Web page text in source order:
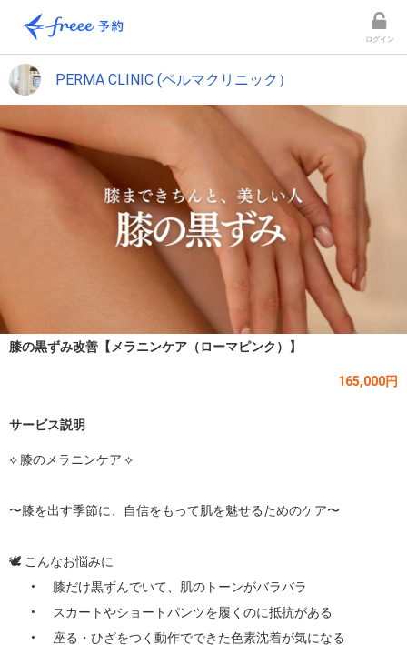
ログイン
PERMA CLINIC (ペルマクリニック）
膝の黒ずみ改善【メラニンケア（ローマピンク）】
165,000円
サービス説明
⟡ 膝のメラニンケア ⟡
〜膝を出す季節に、自信をもって肌を魅せるためのケア〜
🕊 こんなお悩みに